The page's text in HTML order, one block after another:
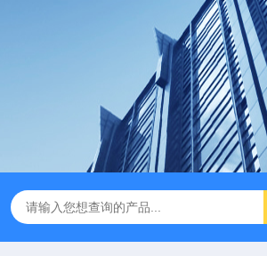
厌氧手套箱YQX-I半自动厌氧培养箱